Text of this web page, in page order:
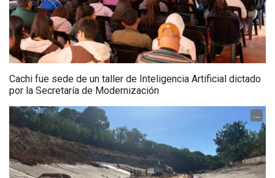
Cachi fue sede de un taller de Inteligencia Artificial dictado
por la Secretaría de Modernización
...